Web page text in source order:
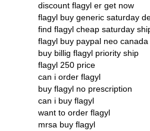
discount flagyl er get now
flagyl buy generic saturday
find flagyl cheap saturday
flagyl buy paypal neo canada
buy billig flagyl priority ship
flagyl 250 price
can i order flagyl
buy flagyl no prescription
can i buy flagyl
want to order flagyl
mrsa buy flagyl